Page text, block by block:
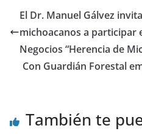
El Dr. Manuel Gálvez
michoacanos a participar
Negocios “Herencia de
Con Guardián Forestal
También te